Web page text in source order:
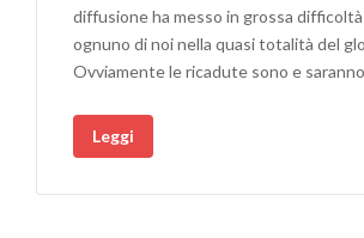
diffusione ha messo in grossa difficoltà
ognuno di noi nella quasi totalità del
Ovviamente le ricadute sono e saranno
Leggi